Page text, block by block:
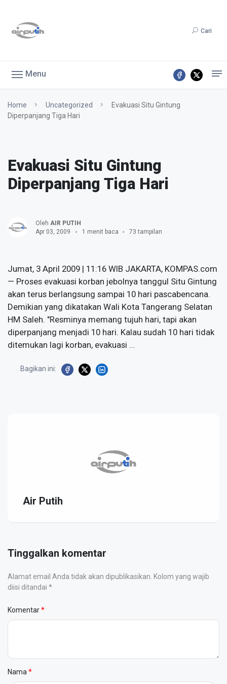
Cari
Menu
Home Uncategorized
Evakuasi Situ Gintung
Diperpanjang Tiga Hari
Evakuasi Situ Gintung
Diperpanjang Tiga Hari
Oleh AIR PUTIH
Apr 03, 2009
1 menit baca 73 tampilan
Jumat, 3 April 2009 | 11:16 WIB JAKARTA, KOMPAS.com
— Proses evakuasi korban jebolnya tanggul Situ Gintung
akan terus berlangsung sampai 10 hari pascabencana.
Demikian yang dikatakan Wali Kota Tangerang Selatan
HM Saleh. "Resminya memang tujuh hari, tapi akan
diperpanjang menjadi 10 hari. Kalau sudah 10 hari tidak
ditemukan lagi korban, evakuasi ...
Bagikan ini:
Air Putih
Tinggalkan komentar
Alamat email Anda tidak akan dipublikasikan. Kolom yang wajib
diisi ditandai *
Komentar
Nama